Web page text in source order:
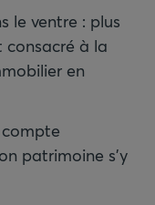
le ventre : plus
à la
en
patrimoine s’y